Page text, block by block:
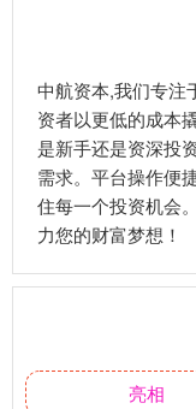
中航资本,我们专注
资者以更低的成本
是新手还是资深投
需求。平台操作便
住每一个投资机会
力您的财富梦想！
亮相